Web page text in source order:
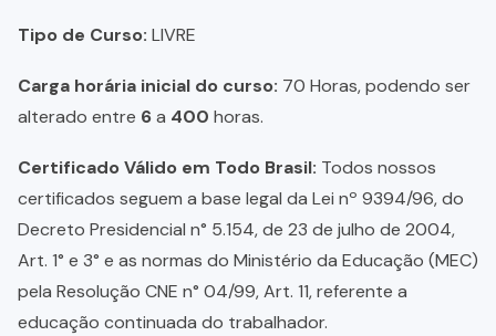
Tipo de Curso: LIVRE
Carga horária inicial do curso: 70 Horas, podendo ser
alterado entre 6a 400 horas.
Certificado Válido em Todo Brasil: Todos nossos
certificados seguem a base legal da Lei nº 9394/96, do
Decreto Presidencial n° 5.154, de 23 de julho de 2004,
Art. 1° e 3° e as normas do Ministério da Educação (MEC)
pela Resolução CNE n° 04/99, Art. 11, referente a
educação continuada do trabalhador.